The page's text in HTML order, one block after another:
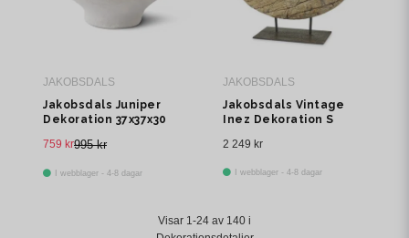
JAKOBSDALS
Jakobsdals Juniper
Dekoration 37x37x30
995 kr
759 kr
I webblager - 4-8 dagar
JAKOBSDALS
Jakobsdals Vintage
Inez Dekoration S
2 249 kr
I webblager - 4-8 dagar
Visar 1-24 av 140 i